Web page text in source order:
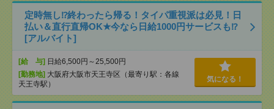
定時無し⁉終わったら帰る！タイパ重視派は必見！日
払い＆直行直帰OK★今なら日給1000円サービスも⁉
[アルバイト]
[給 与] 日給6,500円～25,500円
[勤務地] 大阪府大阪市天王寺区（最寄り駅：各線
天王寺駅）
気になる！